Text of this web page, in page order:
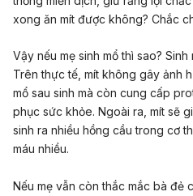
xong ăn mít được không? Chắc
Vậy nếu mẹ sinh mổ thì sao?
Trên thực tế, mít không gây ảnh
mổ sau sinh mà còn cung cấp
phục sức khỏe. Ngoài ra, mít sẽ
sinh ra nhiều hồng cầu trong cơ
máu nhiều.
Nếu mẹ vẫn còn thắc mắc bà đẻ